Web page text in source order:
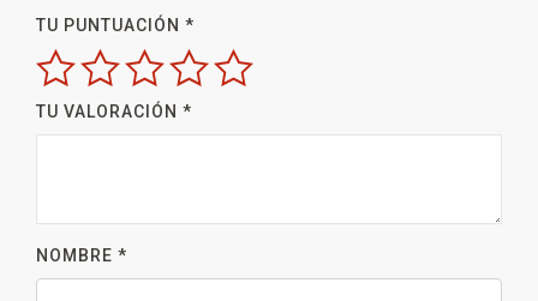
TU PUNTUACIÓN *
TU VALORACIÓN *
NOMBRE *